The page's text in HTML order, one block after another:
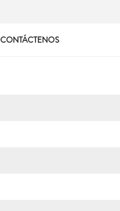
CONTÁCTENOS